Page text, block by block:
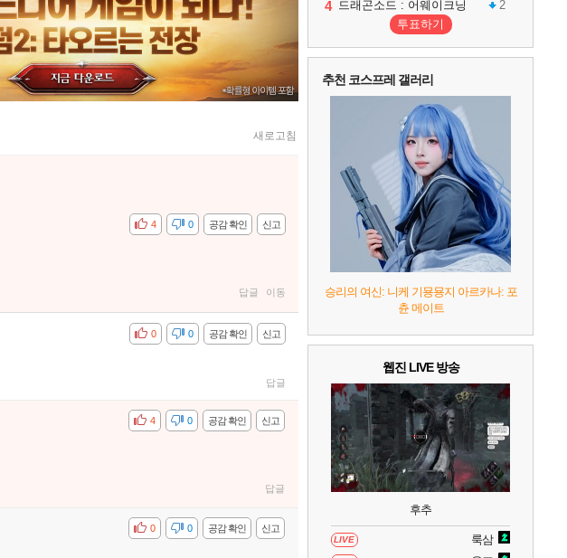
새로고침
신고
공감 확인
비공감 0
4
답글 이동
신고
공감 확인
비공감 0
0
답글
신고
공감 확인
비공감 0
4
답글
신고
공감 확인
비공감 0
0
5 블라인드 삼국 1
리듬 천국 미라클 스타즈
헤일로: 캠페인 이볼브드 2
캡틴 츠바사 2 월드 파이터즈
투표하기
추천 코스프레 갤러리
승리의 여신: 니케 기묭묭지 아르카나: 포
츈 메이트
웹진 LIVE 방송
후추
LIVE 룩삼